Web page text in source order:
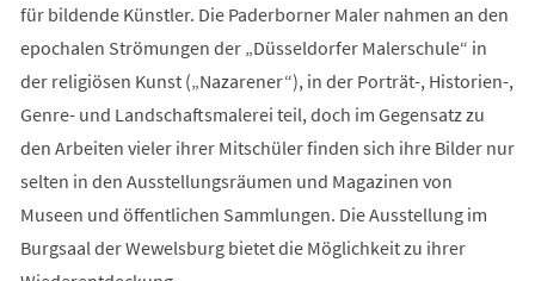
für bildende Künstler. Die Paderborner Maler nahmen an den
epochalen Strömungen der „Düsseldorfer Malerschule“ in
der religiösen Kunst („Nazarener“), in der Porträt-, Historien-,
Genre- und Landschaftsmalerei teil, doch im Gegensatz zu
den Arbeiten vieler ihrer Mitschüler finden sich ihre Bilder nur
selten in den Ausstellungsräumen und Magazinen von
Museen und öffentlichen Sammlungen. Die Ausstellung im
Burgsaal der Wewelsburg bietet die Möglichkeit zu ihrer